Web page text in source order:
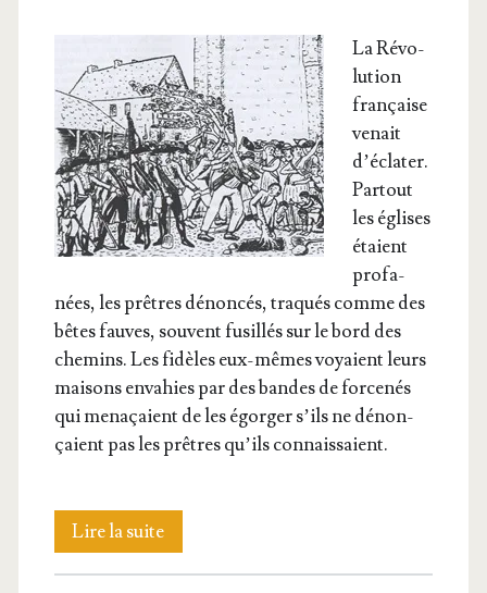
La Révo­
lu­tion
fran­çaise
venait
d’é­cla­ter.
Par­tout
les églises
étaient
pro­fa­
nées, les prêtres dénon­cés, tra­qués comme des
bêtes fauves, sou­vent fusillés sur le bord des
che­mins. Les fidèles eux-mêmes voyaient leurs
mai­sons enva­hies par des bandes de for­ce­nés
qui mena­çaient de les égor­ger s’ils ne dénon­
çaient pas les prêtres qu’ils connaissaient.
Lire la suiteUn
Tar­